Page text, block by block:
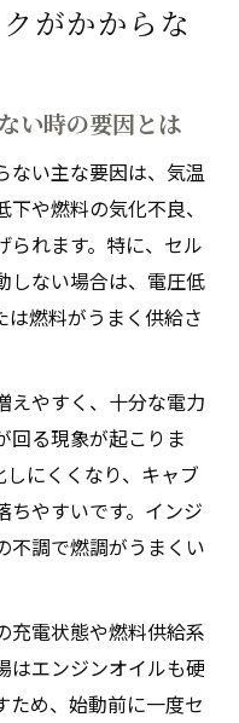
がかからな
い時の要因とは
ない主な要因は、気温
や燃料の気化不良、
られます。特に、セル
しない場合は、電圧低
燃料がうまく供給さ
えやすく、十分な電力
回る現象が起こりま
にくくなり、キャブ
ちやすいです。インジ
不調で燃調がうまくい
充電状態や燃料供給系
はエンジンオイルも硬
ため、始動前に一度セ